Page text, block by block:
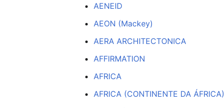
AENEID
AEON (Mackey)
AERA ARCHITECTONICA
AFFIRMATION
AFRICA
AFRICA (CONTINENTE DA ÁFRICA)